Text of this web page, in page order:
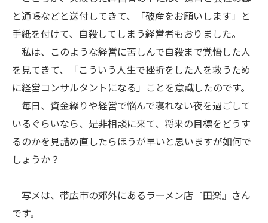
と通帳などと送付してきて、「破産をお願いします」と
手紙を付けて、自殺してしまう経営者もおりました。
私は、このような経営に苦しんで自殺まで覚悟した人
を見てきて、「こういう人生で挫折をした人を救うため
に経営コンサルタントになる」ことを意識したのです。
毎日、資金繰りや経営で悩んで寝れない夜を過ごして
いるぐらいなら、是非相談に来て、将来の目標をどうす
るのかを見詰め直したらほうが早いと思いますが如何で
しょうか？
写メは、帯広市の郊外にあるラーメン店『田楽』さん
です。